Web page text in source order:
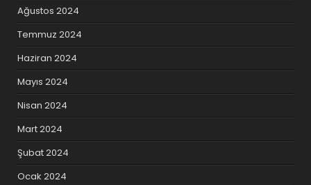
Ağustos 2024
Temmuz 2024
Haziran 2024
Mayıs 2024
Nisan 2024
Mart 2024
Şubat 2024
Ocak 2024